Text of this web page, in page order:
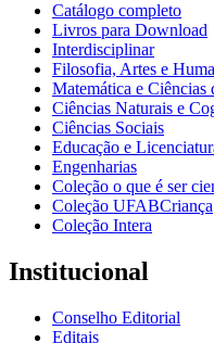
Catálogo completo
Livros para Download
Interdisciplinar
Filosofia, Artes e
Matemática e Ciências
Ciências Naturais e
Ciências Sociais
Educação e
Engenharias
Coleção o que é ser
Coleção UFABCriança
Coleção Intera
Institucional
Conselho Editorial
Editais